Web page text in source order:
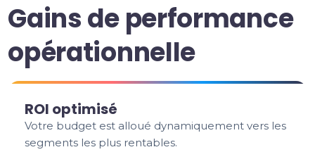
Gains de performance
opérationnelle
ROI optimisé
Votre budget est alloué dynamiquement vers les
segments les plus rentables.